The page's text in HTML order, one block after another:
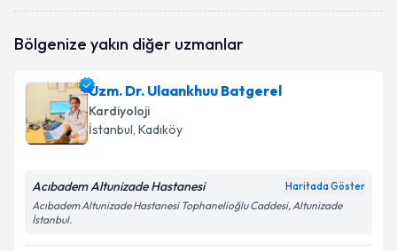
Bölgenize yakın diğer uzmanlar
Uzm. Dr. Ulaankhuu Batgerel
Kardiyoloji
İstanbul, Kadıköy
Acıbadem Altunizade Hastanesi Haritada Göster
Acıbadem Altunizade Hastanesi Tophanelioğlu Caddesi, Altunizade
İstanbul.